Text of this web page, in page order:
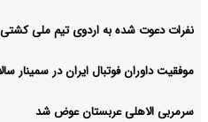
نفرات دعوت شده به اردوی تیم ملی
موفقیت داوران فوتبال ایران در سمینار
سرمربی الاهلی عربستان عوض شد